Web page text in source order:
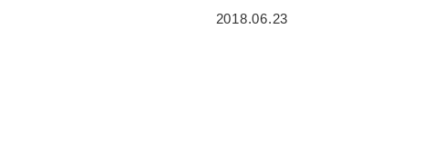
2018.06.23